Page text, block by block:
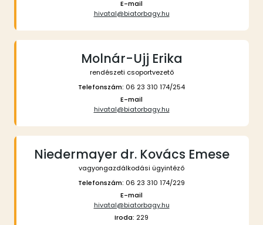
E-mail
hivatal@biatorbagy.hu
Molnár-Ujj Erika
rendészeti csoportvezető
Telefonszám: 06 23 310 174/254
E-mail
hivatal@biatorbagy.hu
Niedermayer dr. Kovács Emese
vagyongazdálkodási ügyintéző
Telefonszám: 06 23 310 174/229
E-mail
hivatal@biatorbagy.hu
Iroda: 229